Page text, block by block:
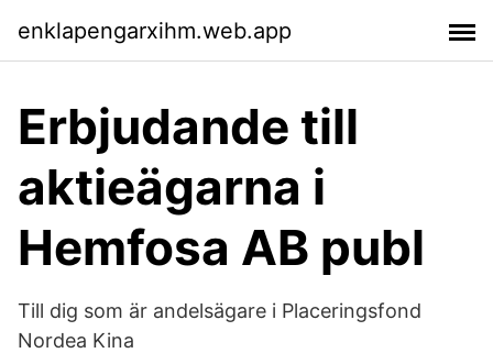
enklapengarxihm.web.app
Erbjudande till
aktieägarna i
Hemfosa AB publ
Till dig som är andelsägare i Placeringsfond
Nordea Kina